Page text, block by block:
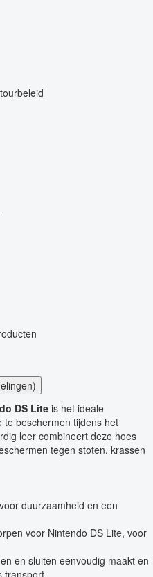
DS Lite is het ideale
beschermen tijdens het
leer combineert deze hoes
tegen stoten, krassen
duurzaamheid en een
voor Nintendo DS Lite, voor
en sluiten eenvoudig maakt en
transport.